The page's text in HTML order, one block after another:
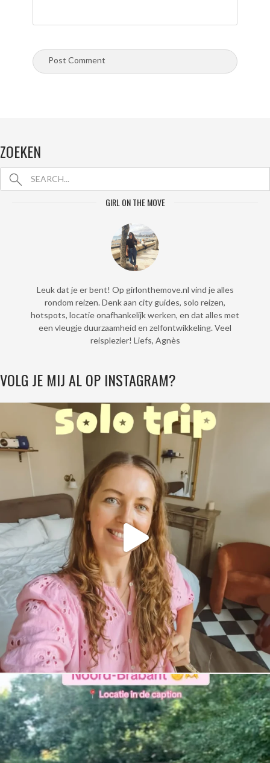
ZOEKEN
GIRL ON THE MOVE
Leuk dat je er bent! Op girlonthemove.nl vind je alles
rondom reizen. Denk aan city guides, solo reizen,
hotspots, locatie onafhankelijk werken, en dat alles met
een vleugje duurzaamheid en zelfontwikkeling. Veel
reisplezier! Liefs, Agnès
VOLG JE MIJ AL OP INSTAGRAM?